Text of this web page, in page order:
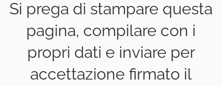
Si prega di stampare questa
pagina, compilare con i
propri dati e inviare per
accettazione firmato il